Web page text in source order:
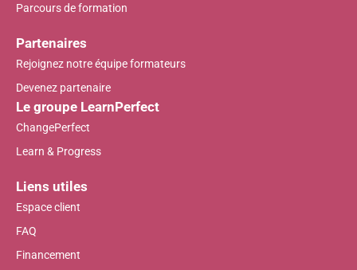
Parcours de formation
Partenaires
Rejoignez notre équipe formateurs
Devenez partenaire
Le groupe LearnPerfect
ChangePerfect
Learn & Progress
Liens utiles
Espace client
FAQ
Financement